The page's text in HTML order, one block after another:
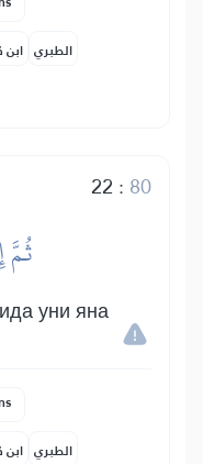
ابن الطبري
22 : 80
ثُمَّ
уни яна
ابن الطبري